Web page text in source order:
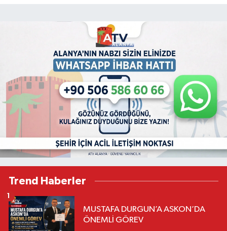
Trend Haberler
MUSTAFA DURGUN’A ASKON’DA
ÖNEMLİ GÖREV
1